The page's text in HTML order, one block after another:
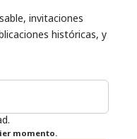
invitaciones
históricas, y
momento.